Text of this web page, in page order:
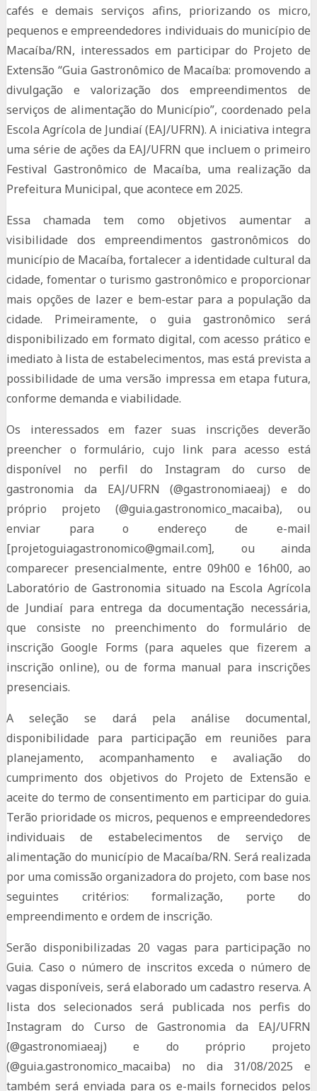
cafés e demais serviços afins, priorizando os micro,
pequenos e empreendedores individuais do município de
Macaíba/RN, interessados em participar do Projeto de
Extensão “Guia Gastronômico de Macaíba: promovendo a
divulgação e valorização dos empreendimentos de
serviços de alimentação do Município”, coordenado pela
Escola Agrícola de Jundiaí (EAJ/UFRN). A iniciativa integra
uma série de ações da EAJ/UFRN que incluem o primeiro
Festival Gastronômico de Macaíba, uma realização da
Prefeitura Municipal, que acontece em 2025.
Essa chamada tem como objetivos aumentar a
visibilidade dos empreendimentos gastronômicos do
município de Macaíba, fortalecer a identidade cultural da
cidade, fomentar o turismo gastronômico e proporcionar
mais opções de lazer e bem-estar para a população da
cidade. Primeiramente, o guia gastronômico será
disponibilizado em formato digital, com acesso prático e
imediato à lista de estabelecimentos, mas está prevista a
possibilidade de uma versão impressa em etapa futura,
conforme demanda e viabilidade.
Os interessados em fazer suas inscrições deverão
preencher o formulário, cujo link para acesso está
disponível no perfil do Instagram do curso de
gastronomia da EAJ/UFRN (@gastronomiaeaj) e do
próprio projeto (@guia.gastronomico_macaiba), ou
enviar para o endereço de e-mail
[projetoguiagastronomico@gmail.com], ou ainda
comparecer presencialmente, entre 09h00 e 16h00, ao
Laboratório de Gastronomia situado na Escola Agrícola
de Jundiaí para entrega da documentação necessária,
que consiste no preenchimento do formulário de
inscrição Google Forms (para aqueles que fizerem a
inscrição online), ou de forma manual para inscrições
presenciais.
A seleção se dará pela análise documental,
disponibilidade para participação em reuniões para
planejamento, acompanhamento e avaliação do
cumprimento dos objetivos do Projeto de Extensão e
aceite do termo de consentimento em participar do guia.
Terão prioridade os micros, pequenos e empreendedores
individuais de estabelecimentos de serviço de
alimentação do município de Macaíba/RN. Será realizada
por uma comissão organizadora do projeto, com base nos
seguintes critérios: formalização, porte do
empreendimento e ordem de inscrição.
Serão disponibilizadas 20 vagas para participação no
Guia. Caso o número de inscritos exceda o número de
vagas disponíveis, será elaborado um cadastro reserva. A
lista dos selecionados será publicada nos perfis do
Instagram do Curso de Gastronomia da EAJ/UFRN
(@gastronomiaeaj) e do próprio projeto
(@guia.gastronomico_macaiba) no dia 31/08/2025 e
também será enviada para os e-mails fornecidos pelos